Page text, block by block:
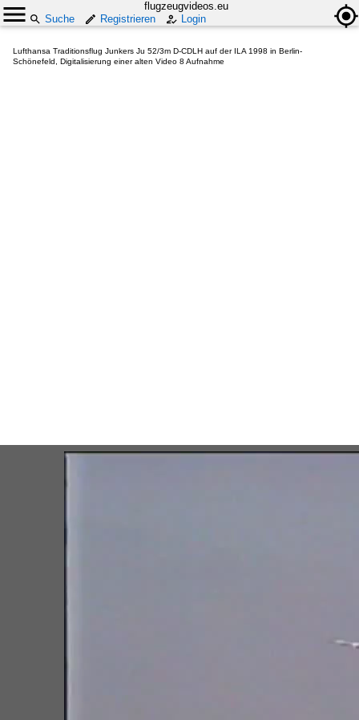
flugzeugvideos.eu
Suche
Registrieren Login
Lufthansa Traditionsflug Junkers Ju 52/3m D-CDLH auf der ILA 1998 in Berlin-
Schönefeld, Digitalisierung einer alten Video 8 Aufnahme